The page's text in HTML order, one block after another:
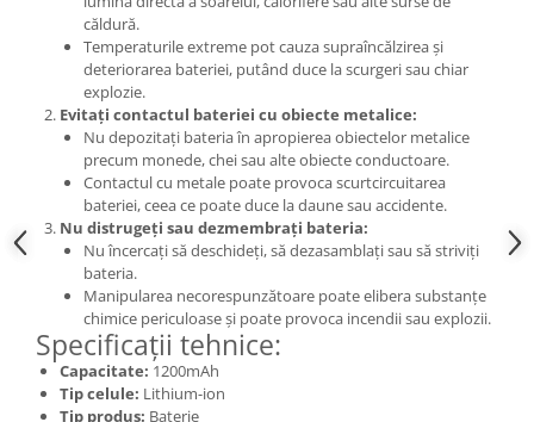
Samsung
Display
Alcatel
Asus
Blackberry
Blackview
Display Oneplus
HTC
căldură.
Temperaturile extreme pot cauza supraîncălzirea și
deteriorarea bateriei, putând duce la scurgeri sau chiar
explozie.
Evitați contactul bateriei cu obiecte metalice:
Nu depozitați bateria în apropierea obiectelor metalice
precum monede, chei sau alte obiecte conductoare.
Contactul cu metale poate provoca scurtcircuitarea
bateriei, ceea ce poate duce la daune sau accidente.
Nu distrugeți sau dezmembrați bateria:
Nu încercați să deschideți, să dezasamblați sau să striviți
bateria.
Manipularea necorespunzătoare poate elibera substanțe
chimice periculoase și poate provoca incendii sau explozii.
Specificații tehnice:
Capacitate: 1200mAh
Tip celule: Lithium-ion
Tip produs: Baterie